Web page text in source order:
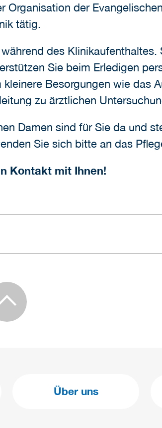
der
tätig.
des Klinikaufenthaltes.
Sie beim Erledigen
Besorgungen wie das
zu ärztlichen
Damen sind für Sie da und
Sie sich bitte an das
Kontakt mit Ihnen!
Über uns